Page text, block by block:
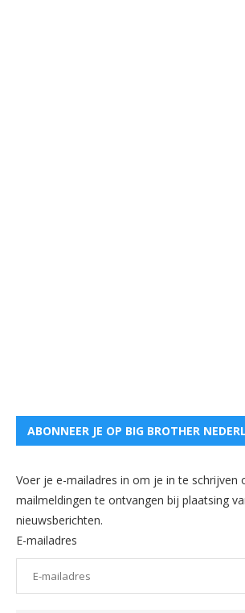
ABONNEER JE OP BIG BROTHER
Voer je e-mailadres in om je in te schrijven
mailmeldingen te ontvangen bij plaatsing
nieuwsberichten.
E-mailadres